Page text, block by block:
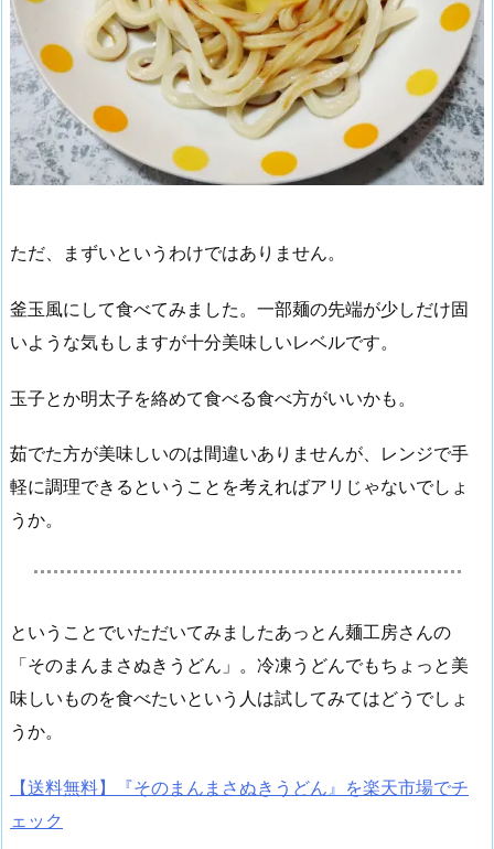
ただ、まずいというわけではありません。
釜玉風にして食べてみました。一部麺の先端が少しだけ固
いような気もしますが十分美味しいレベルです。
玉子とか明太子を絡めて食べる食べ方がいいかも。
茹でた方が美味しいのは間違いありませんが、レンジで手
軽に調理できるということを考えればアリじゃないでしょ
うか。
ということでいただいてみましたあっとん麺工房さんの
「そのまんまさぬきうどん」。冷凍うどんでもちょっと美
味しいものを食べたいという人は試してみてはどうでしょ
うか。
【送料無料】『そのまんまさぬきうどん』を楽天市場でチ
ェック